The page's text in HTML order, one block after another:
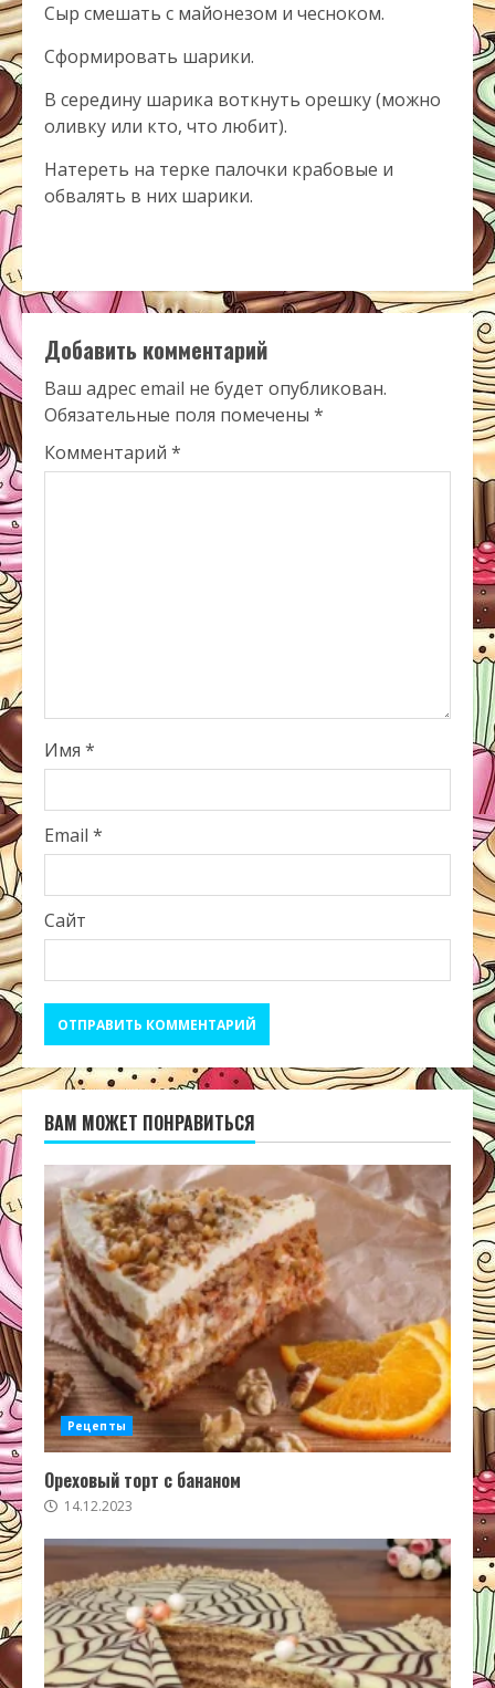
Сыр смешать с майонезом и чесноком.
Сформировать шарики.
В середину шарика воткнуть орешку (можно
оливку или кто, что любит).
Натереть на терке палочки крабовые и
обвалять в них шарики.
Добавить комментарий
Ваш адрес email не будет опубликован.
Обязательные поля помечены *
Комментарий *
Имя *
Email *
Сайт
ВАМ МОЖЕТ ПОНРАВИТЬСЯ
Рецепты
Ореховый торт с бананом
14.12.2023